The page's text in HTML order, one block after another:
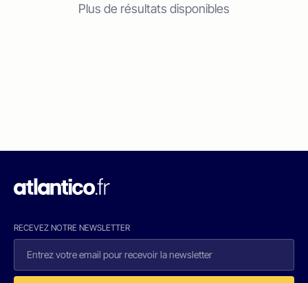
Plus de résultats disponibles
RECEVEZ NOTRE NEWSLETTER